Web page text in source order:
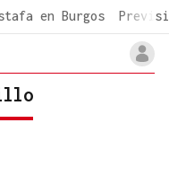
en Burgos